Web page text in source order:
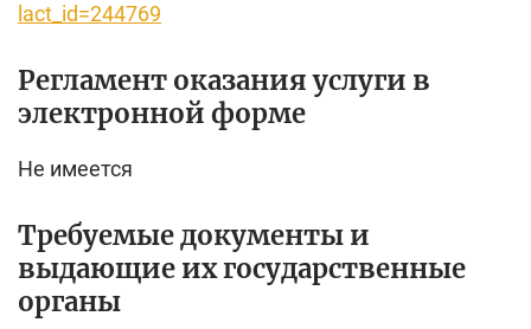
lact_id=244769
Регламент оказания услуги в
электронной форме
Не имеется
Требуемые документы и
выдающие их государственные
органы